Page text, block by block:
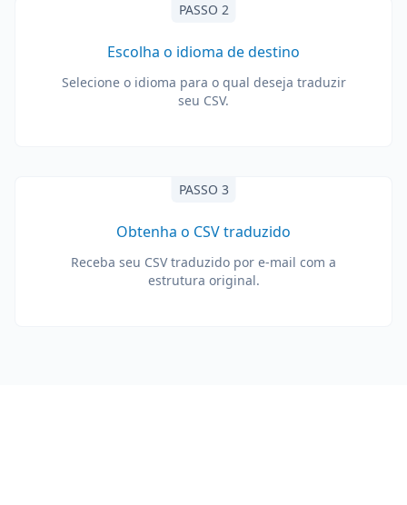
PASSO 2
Escolha o idioma de destino
Selecione o idioma para o qual deseja traduzir
seu CSV.
PASSO 3
Obtenha o CSV traduzido
Receba seu CSV traduzido por e-mail com a
estrutura original.